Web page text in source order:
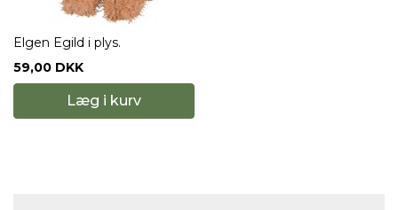
Elgen Egild i plys.
59,00 DKK
Læg i kurv